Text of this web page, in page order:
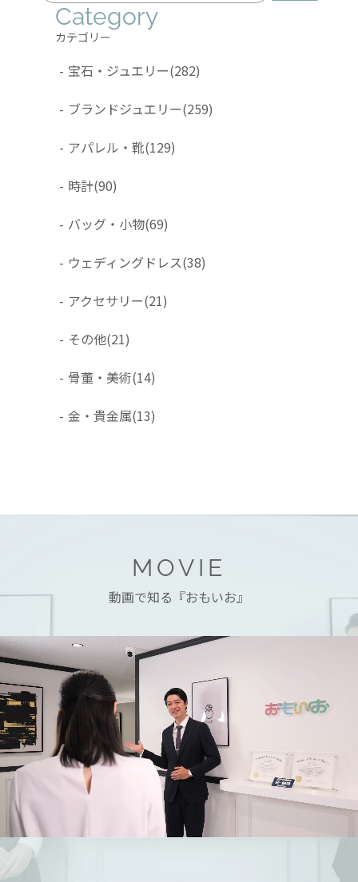
Category
カテゴリー
- 宝石・ジュエリー(282)
- ブランドジュエリー(259)
- アパレル・靴(129)
- 時計(90)
- バッグ・小物(69)
- ウェディングドレス(38)
- アクセサリー(21)
- その他(21)
- 骨董・美術(14)
- 金・貴金属(13)
MOVIE
動画で知る『おもいお』